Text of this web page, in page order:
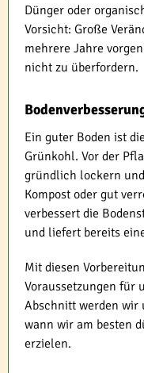
Dünger oder
Vorsicht: Große
mehrere Jahre
nicht zu überfordern.
Ein guter Boden ist
Grünkohl. Vor der
gründlich lockern
Kompost oder gut
verbessert die
und liefert bereits
Mit diesen
Voraussetzungen für
Abschnitt werden wir
wann wir am besten
erzielen.